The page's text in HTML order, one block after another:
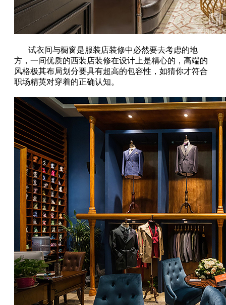
试衣间与橱窗是服装店装修中必然要去考虑的地
方，一间优质的西装店装修在设计上是精心的，高端的
风格极其布局划分要具有超高的包容性，如猜你才符合
职场精英对穿着的正确认知。